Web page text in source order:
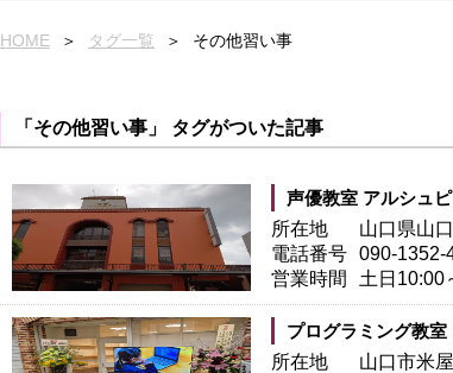
HOME
＞ タグ一覧 ＞ その他習い事
「その他習い事」 タグがついた記事
声優教室 アルシュ
所在地
山口県山
電話番号 090-1352-
営業時間
土日10:00
プログラミング教
所在地
山口市米